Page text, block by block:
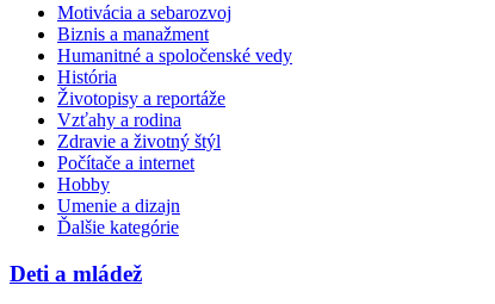
Motivácia a sebarozvoj
Biznis a manažment
Humanitné a spoločenské vedy
História
Životopisy a reportáže
Vzťahy a rodina
Zdravie a životný štýl
Počítače a internet
Hobby
Umenie a dizajn
Ďalšie kategórie
Deti a mládež